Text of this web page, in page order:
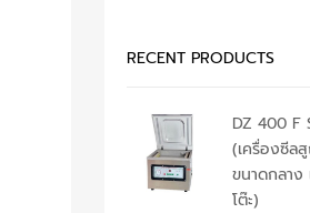
RECENT PRODUCTS
DZ 400 F
(เครื่องซีล
ขนาดกลา
โต๊ะ)